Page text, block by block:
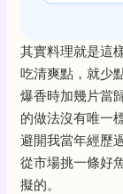
其實料理就是這
吃清爽點，就少
爆香時加幾片當
的做法沒有唯一
避開我當年經歷
從市場挑一條好
擬的。